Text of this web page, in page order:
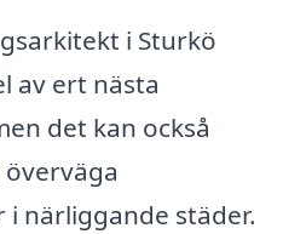
i Sturkö
av ert nästa
det kan också
närliggande städer.